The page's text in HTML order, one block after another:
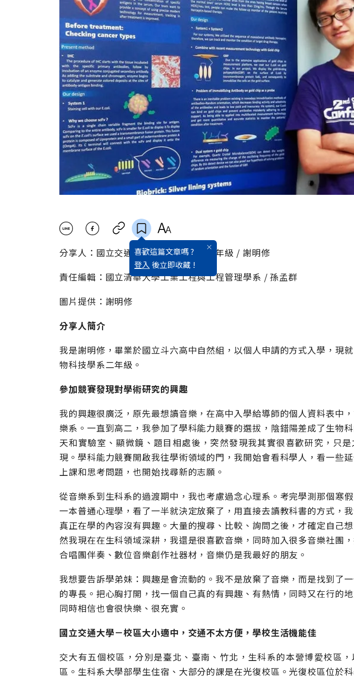
喜歡這篇文章嗎 ?
登入 後立即收藏 !
分享人：國立交通大學生物科技學系二年級 / 謝明修
責任編輯：國立清華大學工業工程與工程管理學系 / 孫孟群
圖片提供：謝明修
分享人簡介
我是謝明修，畢業於國立斗六高中自然組，以個人申請的方式入學，現
物科技學系二年級。
參加競賽發現對學術研究的興趣
我的興趣很廣泛，原先最想讀音樂，在高中入學給導師的個人資料表中
樂系。一直到高二，我參加了學科能力競賽的選拔，陰錯陽差成了生物
天和實驗室、顯微鏡、題目相處後，突然發現我其實很喜歡研究，只
現。學科能力競賽開啟我往學術領域的門，我開始會看科學人，看一些
上課和思考問題，也開始找尋新的志願。
從音樂系到生科系的過渡期中，我也考慮過念心理系。考完學測那個寒
一本普通心理學，看了一半就決定放棄了，用直接去讀教科書的方式，
真正在學的內容沒有興趣。大量的搜尋、比較、詢問之後，才確定自己
然我現在在生科領域深耕，我還是很喜歡音樂，同時加入很多音樂社團
合唱團伴奏、數位音樂創作社器材，音樂仍是我最好的朋友。
我想要告訴學弟妹：興趣是會流動的。我不是放棄了音樂，而是找到了
的專長。把心胸打開，找一個自己真的有興趣、有熱情，同時又在行的
同時相信也會很快樂、很充實。
國立交通大學－校區大小適中，交通不太方便，學校生活機能佳
交大有五個校區，分別是臺北、臺南、竹北，生科系的本營博愛校區
區。生科系大學部學生住宿、大部分的課是在光復校區。光復校區位於